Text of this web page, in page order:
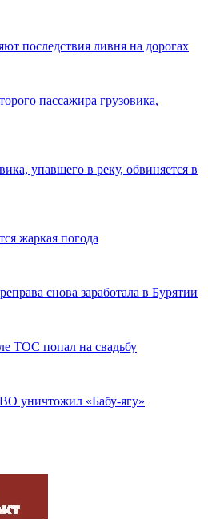
последствия ливня на дорогах
пассажира грузовика,
упавшего в реку, обвиняется в
жаркая погода
снова заработала в Бурятии
ТОС попал на свадьбу
уничтожил «Бабу-ягу»